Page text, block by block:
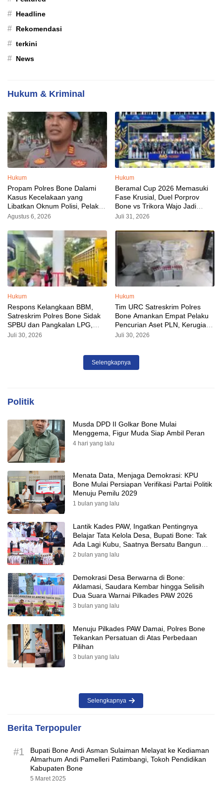
# Headline
# Rekomendasi
# terkini
# News
Hukum & Kriminal
Hukum
Propam Polres Bone Dalami
Kasus Kecelakaan yang
Libatkan Oknum Polisi, Pelaku
Sudah Diamankan
Agustus 6, 2026
Hukum
Beramal Cup 2026 Memasuki
Fase Krusial, Duel Porprov
Bone vs Trikora Wajo Jadi
Sorotan Malam Ini
Juli 31, 2026
Hukum
Respons Kelangkaan BBM,
Satreskrim Polres Bone Sidak
SPBU dan Pangkalan LPG,
AKP Alvin Aji Imbau Pengelola
Juli 30, 2026
Hukum
Tim URC Satreskrim Polres
Bone Amankan Empat Pelaku
Pencurian Aset PLN, Kerugian
Ditaksir Capai Rp 3 Milyar
Juli 30, 2026
Selengkapnya
Politik
Musda DPD II Golkar Bone Mulai
Menggema, Figur Muda Siap Ambil Peran
4 hari yang lalu
Menata Data, Menjaga Demokrasi: KPU
Bone Mulai Persiapan Verifikasi Partai Politik
Menuju Pemilu 2029
1 bulan yang lalu
Lantik Kades PAW, Ingatkan Pentingnya
Belajar Tata Kelola Desa, Bupati Bone: Tak
Ada Lagi Kubu, Saatnya Bersatu Bangun
Desa
2 bulan yang lalu
Demokrasi Desa Berwarna di Bone:
Aklamasi, Saudara Kembar hingga Selisih
Dua Suara Warnai Pilkades PAW 2026
3 bulan yang lalu
Menuju Pilkades PAW Damai, Polres Bone
Tekankan Persatuan di Atas Perbedaan
Pilihan
3 bulan yang lalu
Selengkapnya
Berita Terpopuler
#1
Bupati Bone Andi Asman Sulaiman Melayat ke Kediaman
Almarhum Andi Pamelleri Patimbangi, Tokoh Pendidikan
Kabupaten Bone
5 Maret 2025